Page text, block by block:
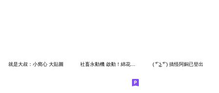
就是大叔：小窩心 大貼圖 ( ͡° ͜ʖ ͡° ) 搞怪阿銅已登出